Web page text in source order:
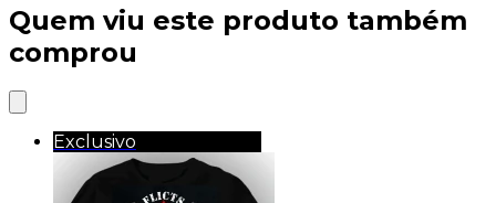
Quem viu este produto também
comprou